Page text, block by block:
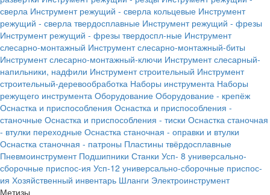
сверла Инструмент режущий - сверла кольцевые Инструмент
режущий - сверла твердосплавные Инструмент режущий - фрезы
Инструмент режущий - фрезы твердоспл-ные Инструмент
слесарно-монтажный Инструмент слесарно-монтажный-биты
Инструмент слесарно-монтажный-ключи Инструмент слесарный-
напильники, надфили Инструмент строительный Инструмент
строительный-деревообработка Наборы инструмента Наборы
режущего инструмента Оборудование Оборудование - крепёж
Оснастка и приспособления Оснастка и приспособления -
станочные Оснастка и приспособления - тиски Оснастка станочная
- втулки переходные Оснастка станочная - оправки и втулки
Оснастка станочная - патроны Пластины твёрдосплавные
Пневмоинструмент Подшипники Станки Усп- 8 универсально-
сборочные приспос-ия Усп-12 универсально-сборочные приспос-
ия Хозяйственный инвентарь Шланги Электроинструмент
Метизы